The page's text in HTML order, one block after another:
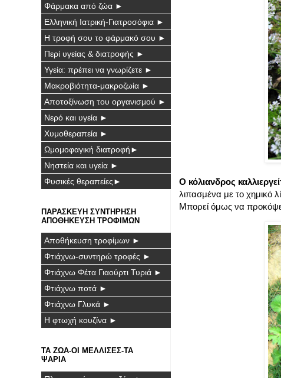
Ο κόλιανδρος
λιπασμένα με το χημικό
Μπορεί όμως να
Φάρμακα από ζώα ►
Ελληνική Ιατρική-Γιατροσόφια ►
Η τροφή σου το φάρμακό σου ►
Περί υγείας & διατροφής ►
Υγεία: πρέπει να γνωρίζετε ►
Μακροβιότητα-μακροζωία ►
Αποτοξίνωση του οργανισμού ►
Νερό και υγεία ►
Χυμοθεραπεία ►
Ωμομοφαγική διατροφή►
Νηστεία και υγεία ►
Φυσικές θεραπείες►
ΠΑΡΑΣΚΕΥΗ ΣΥΝΤΗΡΗΣΗ
ΑΠΟΘΗΚΕΥΣΗ ΤΡΟΦΙΜΩΝ
Αποθήκευση τροφίμων ►
Φτιάχνω-συντηρώ τροφές ►
Φτιάχνω Φέτα Γιαούρτι Τυριά ►
Φτιάχνω ποτά ►
Φτιάχνω Γλυκά ►
Η φτωχή κουζίνα ►
ΤΑ ΖΩΑ-ΟΙ ΜΕΛΛΙΣΕΣ-ΤΑ
ΨΑΡΙΑ